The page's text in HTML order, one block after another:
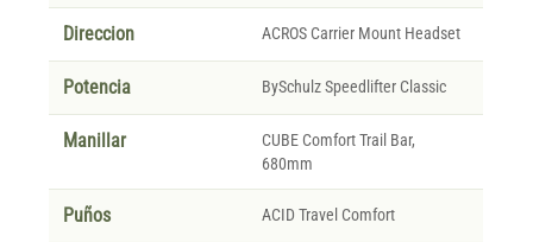
Direccion ACROS Carrier Mount Headset
Potencia BySchulz Speedlifter Classic
Manillar
CUBE Comfort Trail Bar,
680mm
Puños ACID Travel Comfort